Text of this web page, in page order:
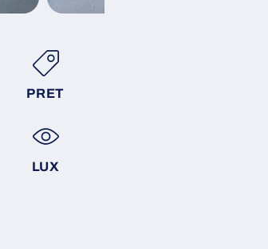
PRET
LUX